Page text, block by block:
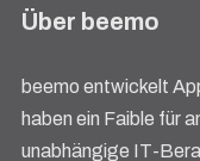
Über beemo
beemo entwickelt
haben ein Faible für
unabhängige IT-